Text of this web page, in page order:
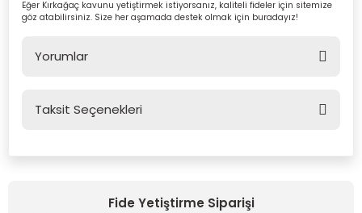
Eğer Kırkağaç kavunu yetiştirmek istiyorsanız, kaliteli fideler için sitemize
göz atabilirsiniz. Size her aşamada destek olmak için buradayız!
Yorumlar
Taksit Seçenekleri
Fide Yetiştirme Siparişi